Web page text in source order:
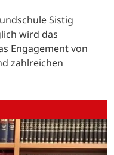
Sistig
wird das
Engagement von
zahlreichen